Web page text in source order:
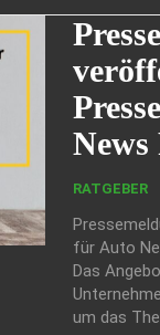
News
RATGEBER
für Auto
Das
um das